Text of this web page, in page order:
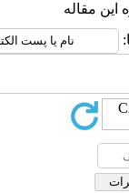
این مقاله